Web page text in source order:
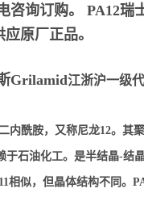
咨询订购。 PA12瑞
原厂正品。
Grilamid江浙沪一级
内酰胺，又称尼龙12。其
于石油化工。是半结晶-结
相似，但晶体结构不同。